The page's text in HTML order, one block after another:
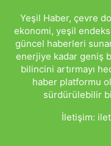
Yeşil Haber, çevre
ekonomi, yeşil
güncel haberleri
enerjiye kadar geniş
bilincini artırmayı
haber platformu
sürdürülebilir
İletişim: